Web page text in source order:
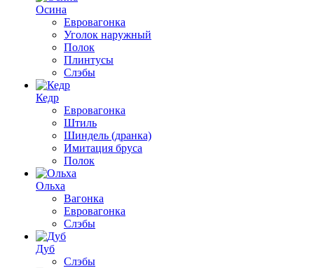
Осина
Евровагонка
Уголок наружный
Полок
Плинтусы
Слэбы
Кедр
Евровагонка
Штиль
Шиндель (дранка)
Имитация бруса
Полок
Ольха
Вагонка
Евровагонка
Слэбы
Дуб
Слэбы